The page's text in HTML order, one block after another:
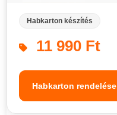
Habkarton készítés
11 990 Ft
Habkarton rendelése